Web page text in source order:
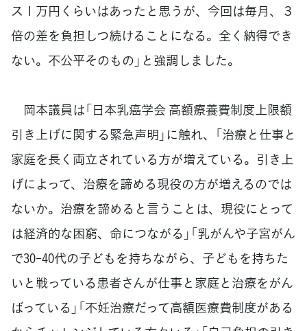
ス１万円くらいはあったと思うが、今回は毎月、３
倍の差を負担しつ続けることになる。全く納得でき
ない。不公平そのもの」と強調しました。
岡本議員は「日本乳癌学会 高額療養費制度上限額
引き上げに関する緊急声明」に触れ、「治療と仕事と
家庭を長く両立されている方が増えている。引き上
げによって、治療を諦める現役の方が増えるのでは
ないか。治療を諦めると言うことは、現役にとって
は経済的な困窮、命につながる」「乳がんや子宮がん
で30-40代の子どもを持ちながら、子どもを持ちた
いと戦っている患者さんが仕事と家庭と治療をがん
ばっている」「不妊治療だって高額医療費制度がある